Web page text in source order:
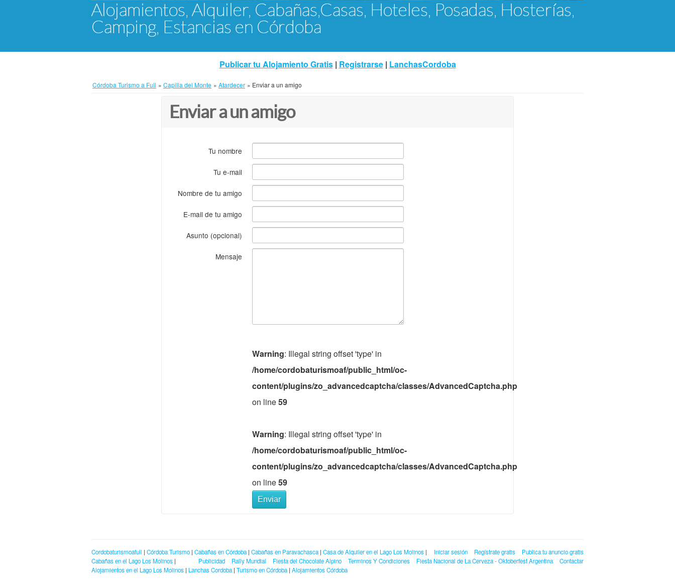
Alojamientos, Alquiler, Cabañas,Casas, Hoteles, Posadas, Hosterías,
Camping, Estancias en Córdoba
Publicar tu Alojamiento Gratis| Registrarse| LanchasCordoba
Córdoba Turismo a Full » Capilla del Monte » Atardecer » Enviar a un amigo
Enviar a un amigo
Tu nombre
Tu e-mail
Nombre de tu amigo
E-mail de tu amigo
Asunto (opcional)
Mensaje
Warning: Illegal string offset 'type' in
/home/cordobaturismoaf/public_html/oc-
content/plugins/zo_advancedcaptcha/classes/AdvancedCaptcha.php
on line59
Warning: Illegal string offset 'type' in
/home/cordobaturismoaf/public_html/oc-
content/plugins/zo_advancedcaptcha/classes/AdvancedCaptcha.php
on line59
Enviar
Iniciar sesión Regístrate gratis
Publica tu anuncio gratis
Publicidad
Rally Mundial Fiesta del Chocolate Alpino Terminos Y Condiciones Fiesta Nacional de La Cerveza - Oktoberfest Argentina Contactar
Cordobaturismoafull | Córdoba Turismo | Cabañas en Córdoba | Cabañas en Paravachasca | Casa de Alquiler en el Lago Los Molinos |
Cabañas en el Lago Los Molinos |
Alojamientos en el Lago Los Molinos | Lanchas Cordoba | Turismo en Córdoba | Alojamientos Córdoba